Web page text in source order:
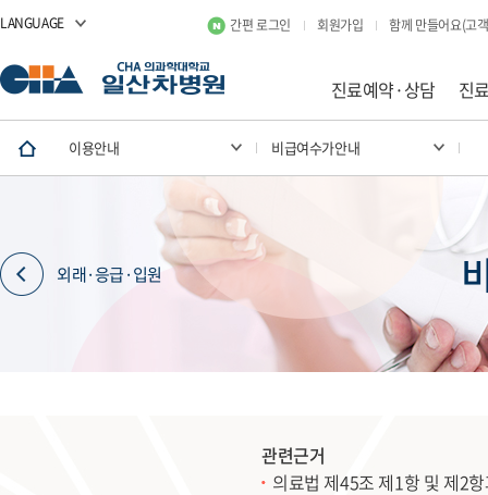
LANGUAGE 간편 로그인 회원가입 함께 만들어요(고
진료예약·상담 진
이용안내 비급여수가안내
외래·응급·입원
관련근거
의료법 제45조 제1항 및 제2